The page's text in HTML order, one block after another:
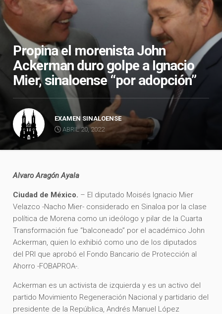
Propina el morenista John
Ackerman duro golpe a Ignacio
Mier, sinaloense “por adopción”
EXAMEN SINALOENSE
ABRIL 20, 2022
Alvaro Aragón Ayala
Ciudad de México. – El diputado Moisés Ignacio Mier
Velazco -Nacho Mier- considerado en Sinaloa por la clase
política de Morena como un ideólogo y pilar de la Cuarta
Transformación fue “balconeado” por el académico John
Ackerman, quien lo exhibió como uno de los diputados
del PRI que aprobó el Fondo Bancario de Protección al
Ahorro -FOBAPROA-.
Ackerman es un activista de izquierda y es un activo del
partido Movimiento Regeneración Nacional y partidario del
presidente de la República, Andrés Manuel López